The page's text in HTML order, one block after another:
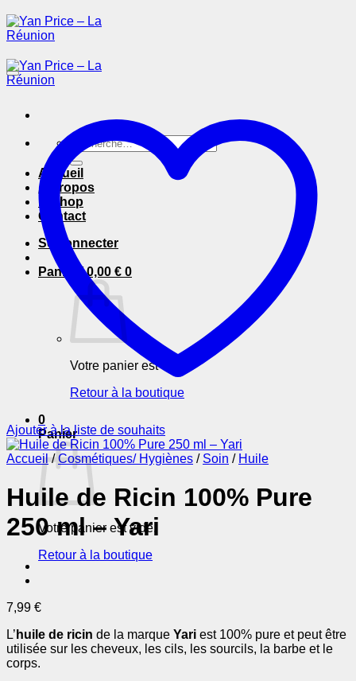
Passer
au
contenu
Recherche
pour :
Accueil
A Propos
E-Shop
Contact
Se connecter
Panier /0,00 € 0
Votre panier est vide.
Retour à la boutique
0
Panier
Votre panier est vide.
Retour à la boutique
Ajouter à la liste de souhaits
Accueil / Cosmétiques/ Hygiènes / Soin / Huile
Huile de Ricin 100% Pure
250 ml – Yari
7,99 €
L’ huile de ricin de la marque Yari est 100% pure et peut être
utilisée sur les cheveux, les cils, les sourcils, la barbe et le
corps.